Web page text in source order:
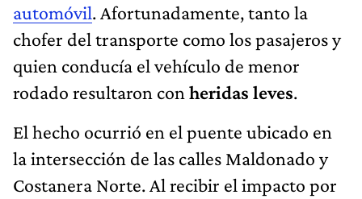
automóvil. Afortunadamente, tanto la
chofer del transporte como los pasajeros y
quien conducía el vehículo de menor
rodado resultaron con heridas leves.
El hecho ocurrió en el puente ubicado en
la intersección de las calles Maldonado y
Costanera Norte. Al recibir el impacto por